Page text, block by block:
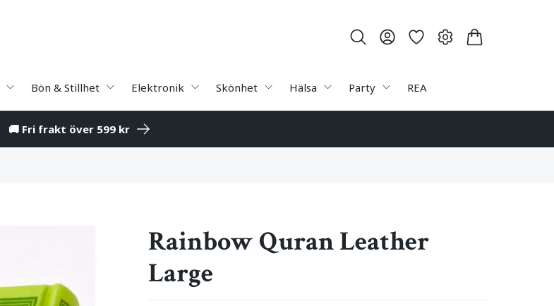
Bön & Stillhet Elektronik Skönhet Hälsa Party REA
🚚 Fri frakt över 599 kr
Rainbow Quran Leather
Large